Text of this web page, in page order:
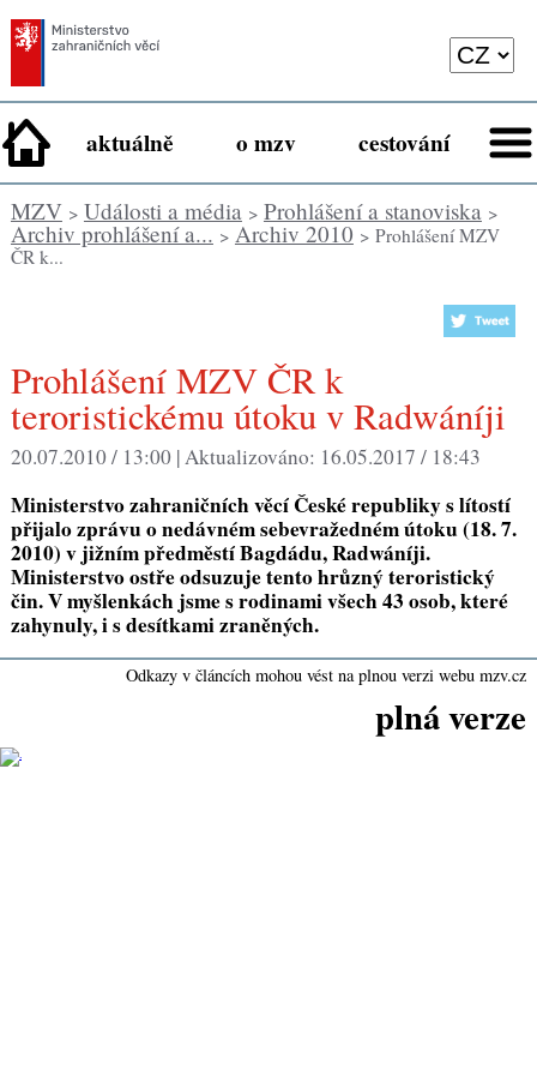
aktuálně o mzv cestování
MZV> Události a média> Prohlášení a stanoviska>
Archiv prohlášení a... > Archiv 2010 > Prohlášení MZV
ČR k...
Prohlášení MZV ČR k
teroristickému útoku v Radwáníji
20.07.2010 / 13:00 |Aktualizováno: 16.05.2017 / 18:43
Ministerstvo zahraničních věcí České republiky s lítostí
přijalo zprávu o nedávném sebevražedném útoku (18. 7.
2010) v jižním předměstí Bagdádu, Radwáníji.
Ministerstvo ostře odsuzuje tento hrůzný teroristický
čin. V myšlenkách jsme s rodinami všech 43 osob, které
zahynuly, i s desítkami zraněných.
Odkazy v článcích mohou vést na plnou verzi webu mzv.cz
plná verze